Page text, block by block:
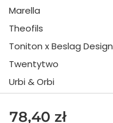
78,40 zł
Marella
Theofils
Toniton x Beslag Design
Twentytwo
Urbi & Orbi
Viefe